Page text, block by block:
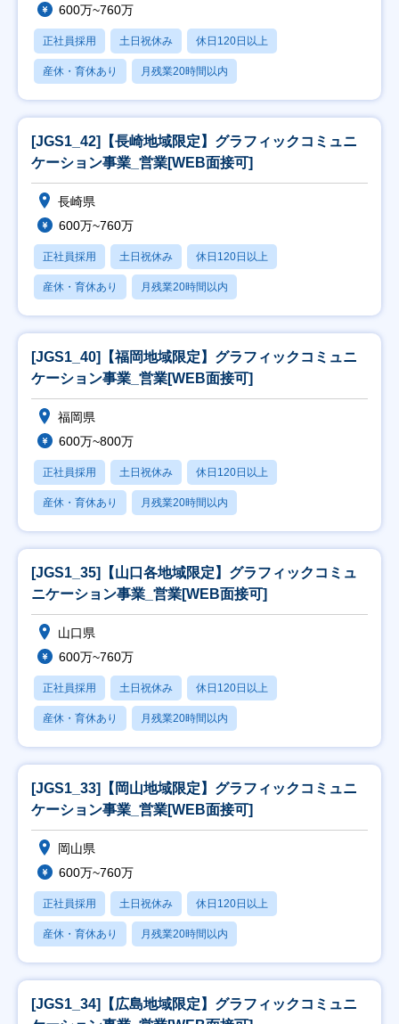
600万~760万
正社員採用 土日祝休み 休日120日以上
産休・育休あり 月残業20時間以内
[JGS1_42]【長崎地域限定】グラフィックコミュニ
ケーション事業_営業[WEB面接可]
長崎県
600万~760万
正社員採用 土日祝休み 休日120日以上
産休・育休あり 月残業20時間以内
[JGS1_40]【福岡地域限定】グラフィックコミュニ
ケーション事業_営業[WEB面接可]
福岡県
600万~800万
正社員採用 土日祝休み 休日120日以上
産休・育休あり 月残業20時間以内
[JGS1_35]【山口各地域限定】グラフィックコミュ
ニケーション事業_営業[WEB面接可]
山口県
600万~760万
正社員採用 土日祝休み 休日120日以上
産休・育休あり 月残業20時間以内
[JGS1_33]【岡山地域限定】グラフィックコミュニ
ケーション事業_営業[WEB面接可]
岡山県
600万~760万
正社員採用 土日祝休み 休日120日以上
産休・育休あり 月残業20時間以内
[JGS1_34]【広島地域限定】グラフィックコミュニ